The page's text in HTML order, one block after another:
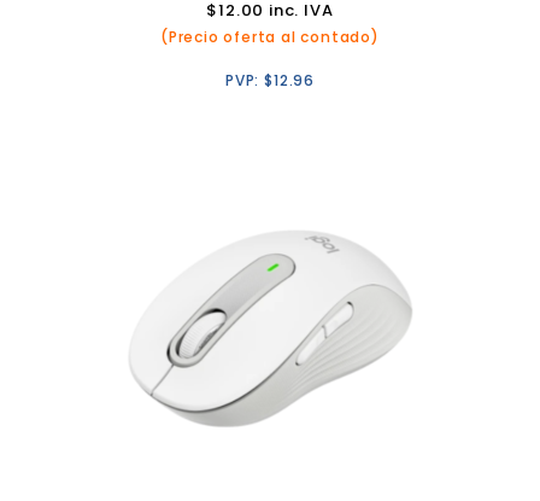
$12.00 inc. IVA
(Precio oferta al contado)
PVP:$12.96